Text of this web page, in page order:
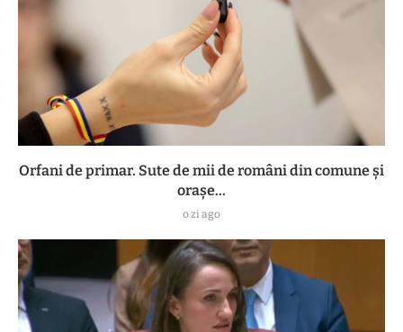
Orfani de primar. Sute de mii de români din comune și
orașe...
o zi ago